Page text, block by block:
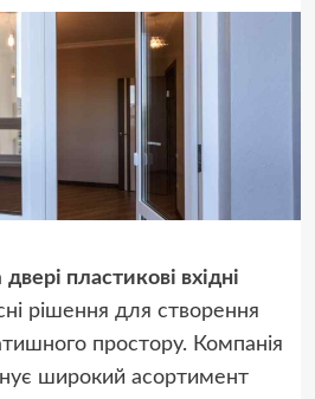
двері пластикові вхідні
рішення для створення
простору. Компанія
широкий асортимент